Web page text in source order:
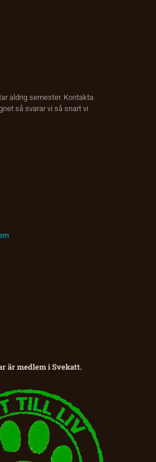
aldrig semester. Kontakta
så svarar vi så snart vi
är medlem i Svekatt.